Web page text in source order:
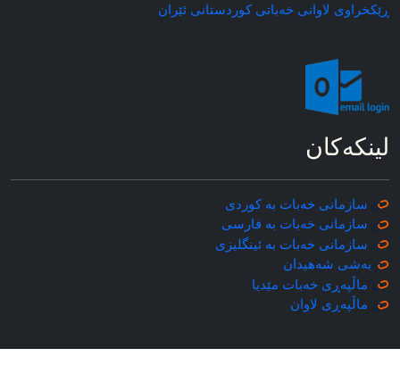
ڕێکخراوی لاوانی خه‌باتی کوردستانی ئێران
لینکه‌کان
سازمانی خه‌بات به کوردی
سازمانی خه‌بات به فارسی
سازمانی خه‌بات به ئینگلیزی
به‌شی شه‌هیدان
ماڵپه‌ڕی خه‌بات مێدیا
ماڵپه‌ڕی لاوان